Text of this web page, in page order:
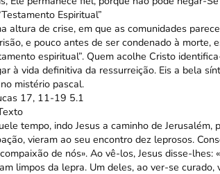
Espiritual”
altura de crise, em que as comunidades
e pouco antes de ser condenado à morte,
espiritual”. Quem acolhe Cristo
à vida definitiva da ressurreição. Eis a bela
mistério pascal.
17, 11-19 5.1
tempo, indo Jesus a caminho de
vieram ao seu encontro dez leprosos.
de nós». Ao vê-los, Jesus disse-
limpos da lepra. Um deles, ao ver-se